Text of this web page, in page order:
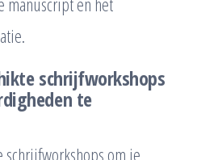
schrijfworkshops
te
schrijfworkshops om je